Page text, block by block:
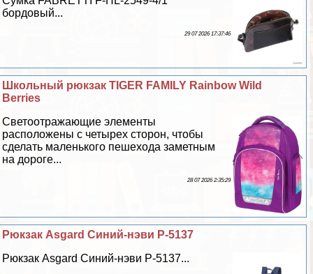
бордовый...
29 07 2026 17:37:46
Школьный рюкзак TIGER FAMILY Rainbow Wild
Berries
Светоотражающие элементы
расположены с четырех сторон, чтобы
сделать маленького пешехода заметным
на дороге...
28 07 2026 2:35:29
Рюкзак Asgard Синий-нэви Р-5137
Рюкзак Asgard Синий-нэви Р-5137...